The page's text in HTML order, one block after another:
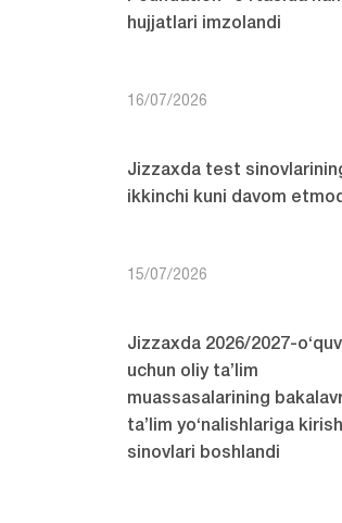
hujjatlari imzolandi
16/07/2026
Jizzaxda test
ikkinchi kuni davom
15/07/2026
Jizzaxda 2026/2027-o‘quv
uchun oliy ta’lim
muassasalarining
ta’lim yo‘nalishlariga
sinovlari boshlandi